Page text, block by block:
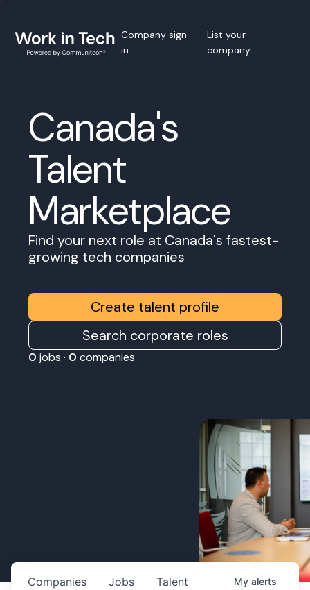
Company sign
in
List your
company
Canada's
Talent
Marketplace
Find your next role at Canada's fastest-
growing tech companies
Create talent profile
Search corporate roles
0 jobs · 0 companies
Jobs
Companies Talent My alerts